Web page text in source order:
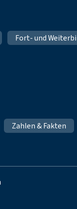
Fort- und
Zahlen & Fakten